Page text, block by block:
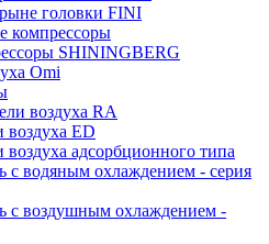
головки FINI
компрессоры
SHININGBERG
Omi
воздуха RA
ED
адсорбционного типа
с водяным охлаждением - серия
с воздушным охлаждением -